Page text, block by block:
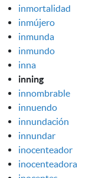
inmortalidad
inmújero
inmunda
inmundo
inna
inning
innombrable
innuendo
innundación
innundar
inocenteador
inocenteadora